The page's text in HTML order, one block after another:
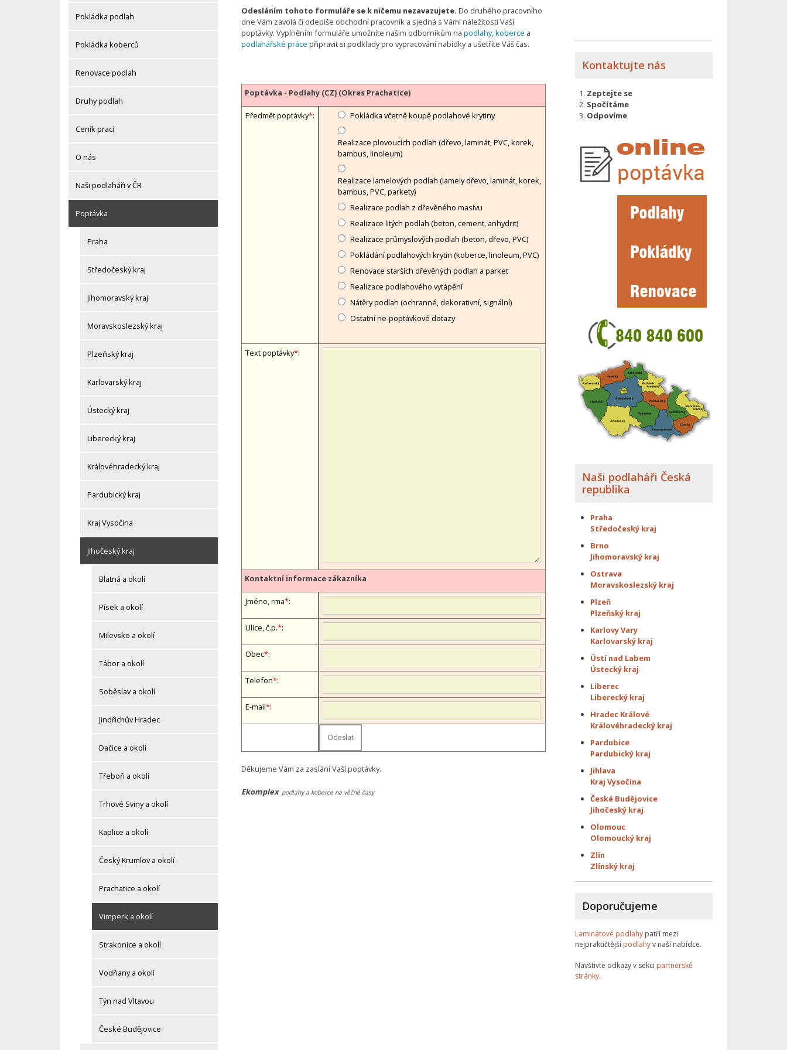
Pokládka podlah
Pokládka koberců
Renovace podlah
Druhy podlah
Ceník prací
O nás
Naši podlaháři v ČR
Poptávka
Praha
Středočeský kraj
Jihomoravský kraj
Moravskoslezský kraj
Plzeňský kraj
Karlovarský kraj
Ústecký kraj
Liberecký kraj
Královéhradecký kraj
Pardubický kraj
Kraj Vysočina
Jihočeský kraj
Blatná a okolí
Písek a okolí
Milevsko a okolí
Tábor a okolí
Soběslav a okolí
Jindřichův Hradec
Dačice a okolí
Třeboň a okolí
Trhové Sviny a okolí
Kaplice a okolí
Český Krumlov a okolí
Prachatice a okolí
Vimperk a okolí
Strakonice a okolí
Vodňany a okolí
Týn nad Vltavou
České Budějovice
Odesláním tohoto formuláře se k ničemu nezavazujete. Do druhého pracovního
dne Vám zavolá či odepíše obchodní pracovník a sjedná s Vámi náležitosti Vaší
poptávky. Vyplněním formuláře umožníte našim odborníkům na podlahy,koberce a
podlahářské práce připravit si podklady pro vypracování nabídky a ušetříte Váš čas.
Poptávka - Podlahy (CZ) (Okres Prachatice)
Předmět poptávky*: Pokládka včetně koupě podlahové krytiny
Realizace plovoucích podlah (dřevo, laminát, PVC, korek,
bambus, linoleum)
Realizace lamelových podlah (lamely dřevo, laminát, korek,
bambus, PVC, parkety)
Realizace podlah z dřevěného masívu
Realizace litých podlah (beton, cement, anhydrit)
Realizace průmyslových podlah (beton, dřevo, PVC)
Pokládání podlahových krytin (koberce, linoleum, PVC)
Renovace starších dřevěných podlah a parket
Realizace podlahového vytápění
Nátěry podlah (ochranné, dekorativní, signální)
Ostatní ne-poptávkové dotazy
Text poptávky*:
Kontaktní informace zákazníka
Jméno, firma*:
Ulice, č.p.*:
Obec*:
Telefon*:
E-mail*:
Děkujeme Vám za zaslání Vaší poptávky.
Ekomplex podlahy a koberce na věčné časy
Kontaktujte nás
Zeptejte se
Spočítáme
Odpovíme
Naši podlaháři Česká
republika
Praha
Středočeský kraj
Brno
Jihomoravský kraj
Ostrava
Moravskoslezský kraj
Plzeň
Plzeňský kraj
Karlovy Vary
Karlovarský kraj
Ústí nad Labem
Ústecký kraj
Liberec
Liberecký kraj
Hradec Králové
Královéhradecký kraj
Pardubice
Pardubický kraj
Jihlava
Kraj Vysočina
České Budějovice
Jihočeský kraj
Olomouc
Olomoucký kraj
Zlín
Zlínský kraj
Doporučujeme
Laminátové podlahy patří mezi
nejpraktičtější podlahyv naší nabídce.
Navštivte odkazy v sekci partnerské
stránky.